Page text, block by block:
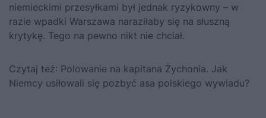
niemieckimi przesyłkami był jednak ryzykowny – w
razie wpadki Warszawa naraziłaby się na słuszną
krytykę. Tego na pewno nikt nie chciał.
Czytaj też: Polowanie na kapitana Żychonia. Jak
Niemcy usiłowali się pozbyć asa polskiego wywiadu?